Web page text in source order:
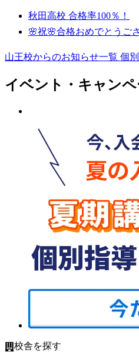
秋田高校 合格率100％！
🌸祝🌸合格おめでとうご
山王校からのお知らせ一覧 個
イベント・キャンペ
校舎を探す